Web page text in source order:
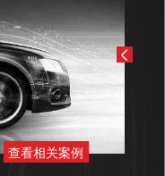
查看相关案例